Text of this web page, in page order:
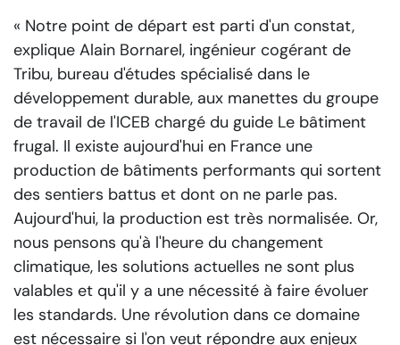
« Notre point de départ est parti d'un constat,
explique Alain Bornarel, ingénieur cogérant de
Tribu, bureau d'études spécialisé dans le
développement durable, aux manettes du groupe
de travail de l'ICEB chargé du guide Le bâtiment
frugal. Il existe aujourd'hui en France une
production de bâtiments performants qui sortent
des sentiers battus et dont on ne parle pas.
Aujourd'hui, la production est très normalisée. Or,
nous pensons qu'à l'heure du changement
climatique, les solutions actuelles ne sont plus
valables et qu'il y a une nécessité à faire évoluer
les standards. Une révolution dans ce domaine
est nécessaire si l'on veut répondre aux enjeux